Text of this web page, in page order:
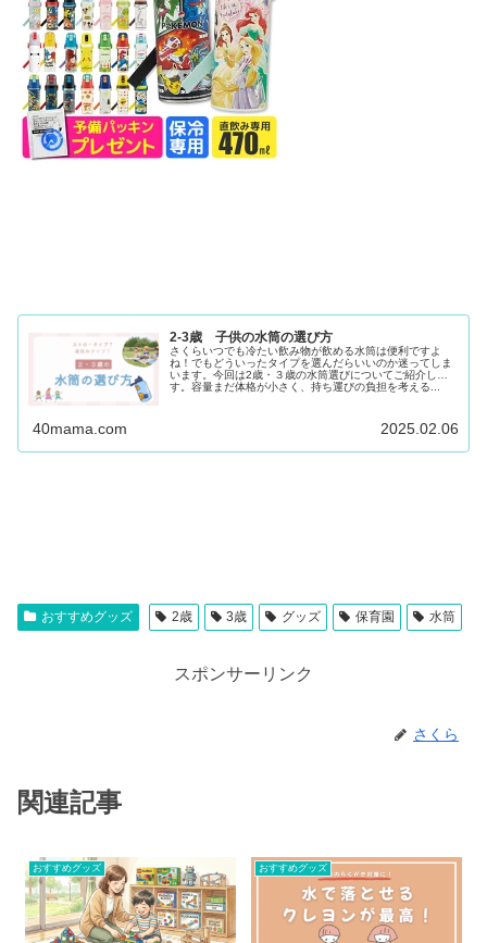
2-3歳 子供の水筒の選び方
さくらいつでも冷たい飲み物が飲める水筒は便利ですよ
ね！でもどういったタイプを選んだらいいのか迷ってしま
います。今回は2歳・３歳の水筒選びについてご紹介しま
す。容量まだ体格が小さく、持ち運びの負担を考える...
40mama.com 2025.02.06
おすすめグッズ 2歳 3歳 グッズ 保育園 水筒
スポンサーリンク
さくら
関連記事
おすすめグッズ おすすめグッズ